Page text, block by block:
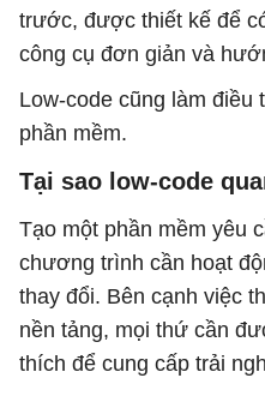
trước, được thiết kế để
công cụ đơn giản và
Low-code cũng làm
phần mềm.
Tại sao low-code
Tạo một phần mềm yêu
chương trình cần hoạt
thay đổi. Bên cạnh việc
nền tảng, mọi thứ cần
thích để cung cấp trải